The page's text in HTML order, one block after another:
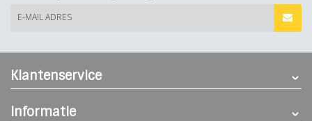
E-MAIL ADRES
Klantenservice
Informatie